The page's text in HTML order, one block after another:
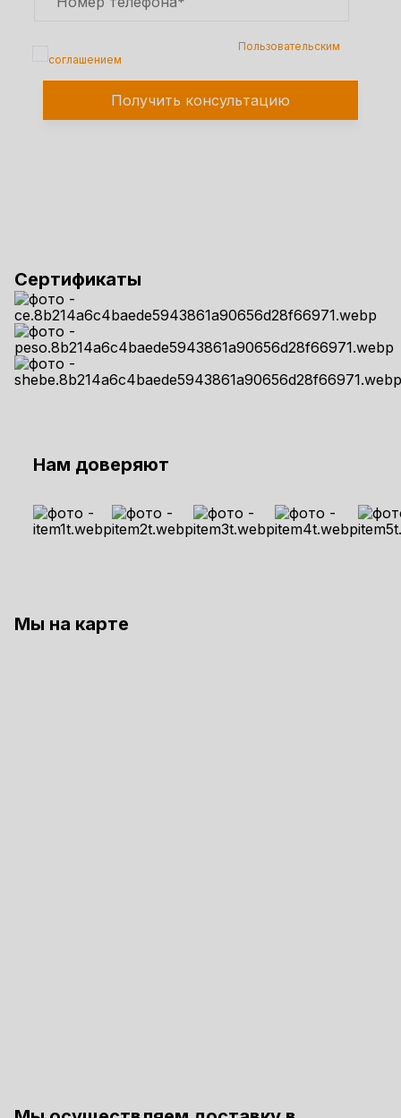
Пользовательским
соглашением
Получить консультацию
Сертификаты
Нам доверяют
Мы на карте